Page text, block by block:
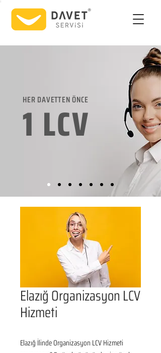
HER DAVETTEN ÖNCE
1 LCV
Elazığ Organizasyon LCV
Hizmeti
Elazığ İlinde Organizasyon LCV Hizmeti